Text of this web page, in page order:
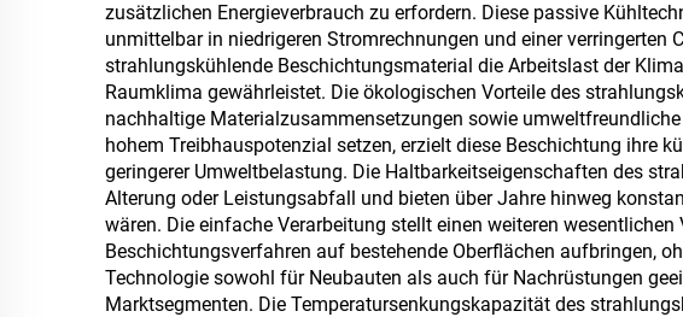
Fahrbahnen
oder in
Szenarien,
erforderlich
zusätzlichen Energieverbrauch zu erfordern. Diese passive
unmittelbar in niedrigeren Stromrechnungen und einer
strahlungskühlende Beschichtungsmaterial die Arbeitslast der
Raumklima gewährleistet. Die ökologischen Vorteile des
nachhaltige Materialzusammensetzungen sowie
hohem Treibhauspotenzial setzen, erzielt diese Beschichtung ihre
geringerer Umweltbelastung. Die Haltbarkeitseigenschaften des
Alterung oder Leistungsabfall und bieten über Jahre hinweg
wären. Die einfache Verarbeitung stellt einen weiteren
Beschichtungsverfahren auf bestehende Oberflächen aufbringen,
Technologie sowohl für Neubauten als auch für Nachrüstungen
Marktsegmenten. Die Temperatursenkungskapazität des